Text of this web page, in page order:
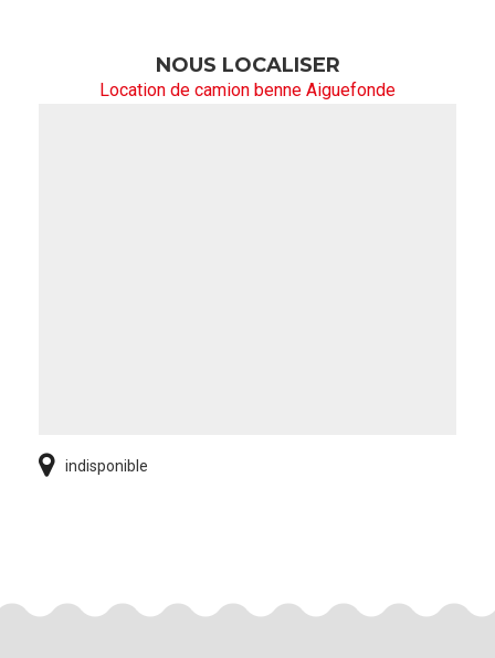
NOUS LOCALISER
Location de camion benne Aiguefonde
indisponible